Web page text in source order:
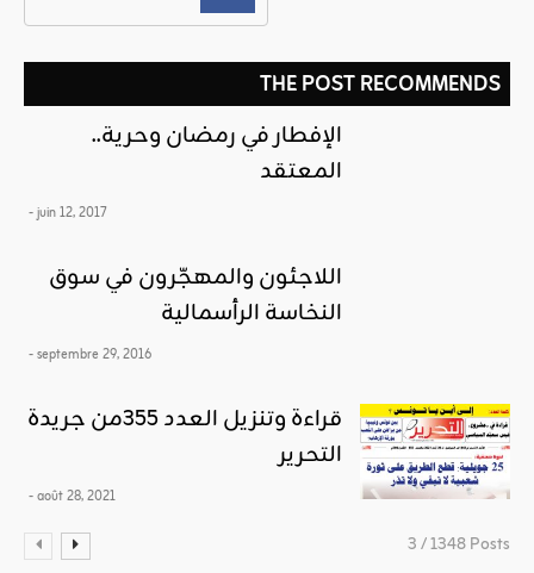
THE POST RECOMMENDS
..الإفطار في رمضان وحرية
المعتقد
- juin 12, 2017
اللاجئون والمهجّرون في سوق
النخاسة الرأسمالية
- septembre 29, 2016
قراءة وتنزيل العدد 355من جريدة
التحرير
- août 28, 2021
3 / 1348 Posts